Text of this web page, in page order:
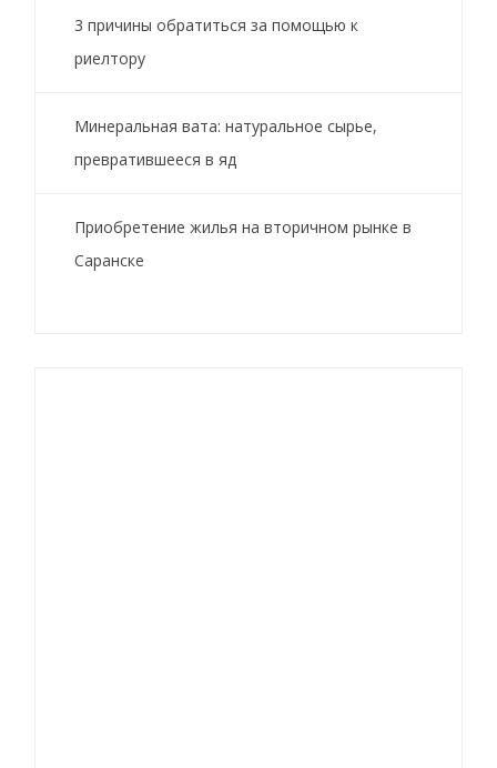
3 причины обратиться за помощью к
риелтору
Минеральная вата: натуральное сырье,
превратившееся в яд
Приобретение жилья на вторичном рынке в
Саранске